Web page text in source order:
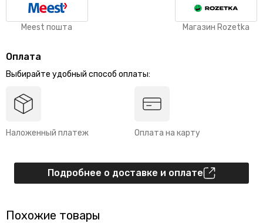
Meest пошта Магазин Rozetka
Оплата
Выбирайте удобный способ оплаты:
Наложенный платеж Оплата на карту
Подробнее о доставке и оплате
Похожие товары